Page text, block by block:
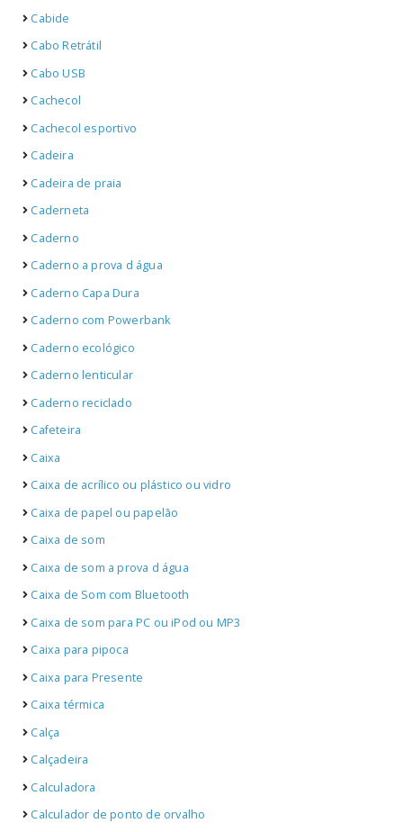
Cabide
Cabo Retrátil
Cabo USB
Cachecol
Cachecol esportivo
Cadeira
Cadeira de praia
Caderneta
Caderno
Caderno a prova d água
Caderno Capa Dura
Caderno com Powerbank
Caderno ecológico
Caderno lenticular
Caderno reciclado
Cafeteira
Caixa
Caixa de acrílico ou plástico ou vidro
Caixa de papel ou papelão
Caixa de som
Caixa de som a prova d água
Caixa de Som com Bluetooth
Caixa de som para PC ou iPod ou MP3
Caixa para pipoca
Caixa para Presente
Caixa térmica
Calça
Calçadeira
Calculadora
Calculador de ponto de orvalho